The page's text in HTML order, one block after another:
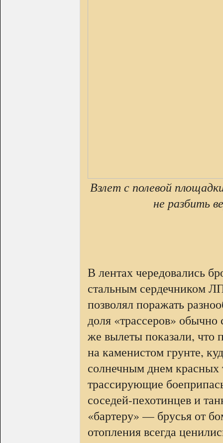
Взлет с полевой
не разбить
В лентах чередовались
стальным сердечником
позволял поражать
доля «трассеров»
же вылеты показали, что
на каменистом грунте,
солнечным днем красных
трассирующие
соседей-пехотинцев и
«бартеру» — брусья от
отопления всегда